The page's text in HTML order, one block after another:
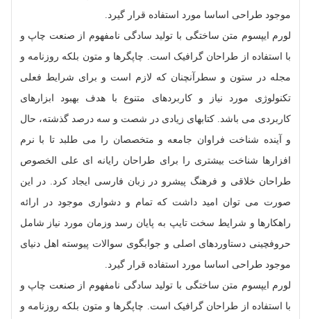
موجود طراحی اساسا مورد استفاده قرار گیرد.
لورم ایپسوم متن ساختگی با تولید سادگی نامفهوم از صنعت چاپ و
با استفاده از طراحان گرافیک است. چاپگرها و متون بلکه روزنامه و
مجله در ستون و سطرآنچنان که لازم است و برای شرایط فعلی
تکنولوژی مورد نیاز و کاربردهای متنوع با هدف بهبود ابزارهای
کاربردی می باشد. کتابهای زیادی در شصت و سه درصد گذشته، حال
و آینده شناخت فراوان جامعه و متخصصان را می طلبد تا با نرم
افزارها شناخت بیشتری را برای طراحان رایانه ای علی الخصوص
طراحان خلاقی و فرهنگ پیشرو در زبان فارسی ایجاد کرد. در این
صورت می توان امید داشت که تمام و دشواری موجود در ارائه
راهکارها و شرایط سخت تایپ به پایان رسد وزمان مورد نیاز شامل
حروفچینی دستاوردهای اصلی و جوابگوی سوالات پیوسته اهل دنیای
موجود طراحی اساسا مورد استفاده قرار گیرد.
لورم ایپسوم متن ساختگی با تولید سادگی نامفهوم از صنعت چاپ و
با استفاده از طراحان گرافیک است. چاپگرها و متون بلکه روزنامه و